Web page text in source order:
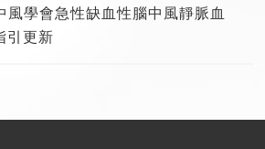
風學會急性缺血性腦中風靜脈血
引更新